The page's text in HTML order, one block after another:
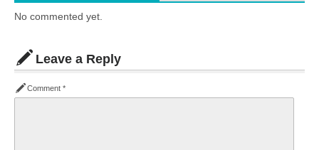
No commented yet.
Leave a Reply
Comment *